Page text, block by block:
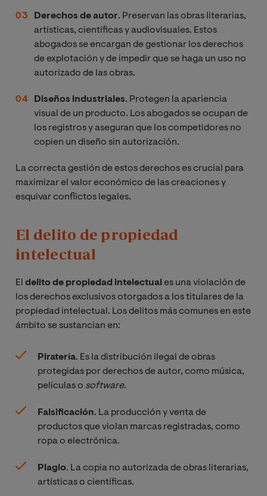
Derechos de autor. Preservan las obras literarias,
artísticas, científicas y audiovisuales. Estos
abogados se encargan de gestionar los derechos
de explotación y de impedir que se haga un uso no
autorizado de las obras.
Diseños industriales. Protegen la apariencia
visual de un producto. Los abogados se ocupan de
los registros y aseguran que los competidores no
copien un diseño sin autorización.
La correcta gestión de estos derechos es crucial para
maximizar el valor económico de las creaciones y
esquivar conflictos legales.
El delito de propiedad
intelectual
El delito de propiedad intelectual es una violación de
los derechos exclusivos otorgados a los titulares de la
propiedad intelectual. Los delitos más comunes en este
ámbito se sustancian en:
Piratería. Es la distribución ilegal de obras
protegidas por derechos de autor, como música,
películas o software.
Falsificación. La producción y venta de
productos que violan marcas registradas, como
ropa o electrónica.
Plagio. La copia no autorizada de obras literarias,
artísticas o científicas.